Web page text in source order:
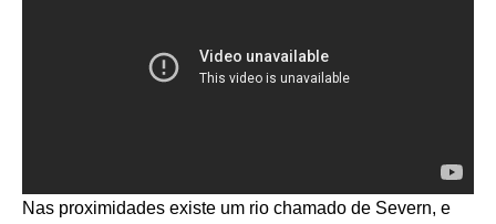
Nas proximidades existe um rio chamado de Severn, e